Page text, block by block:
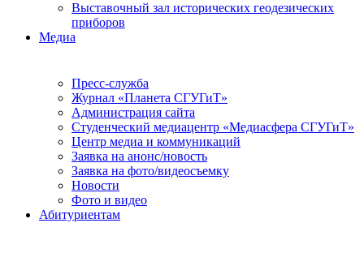
Выставочный зал исторических геодезических
приборов
Медиа
Пресс-служба
Журнал «Планета СГУГиТ»
Администрация сайта
Студенческий медиацентр «Медиасфера СГУГиТ»
Центр медиа и коммуникаций
Заявка на анонс/новость
Заявка на фото/видеосъемку
Новости
Фото и видео
Абитуриентам